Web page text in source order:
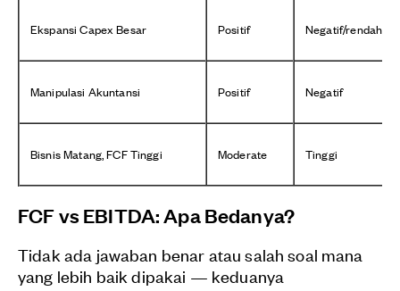
Ekspansi Capex Besar Positif Negatif/rendah
Manipulasi Akuntansi Positif Negatif
Bisnis Matang, FCF Tinggi Moderate Tinggi
FCF vs EBITDA: Apa Bedanya?
Tidak ada jawaban benar atau salah soal mana
yang lebih baik dipakai — keduanya